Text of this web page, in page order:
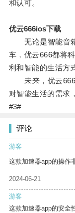
和认可。
优云666ios下载
无论是智能音箱
车，优云666都将
利和智能的生活方
未来，优云666
对智能生活的需求
#3#
评论
游客
这款加速器app的操作
2024-06-21
游客
这款加速器app的安全